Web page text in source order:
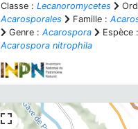
Classe : Lecanoromycetes
Acarosporales
Famille :
Genre : Acarospora
Espèce :
Acarospora nitrophila